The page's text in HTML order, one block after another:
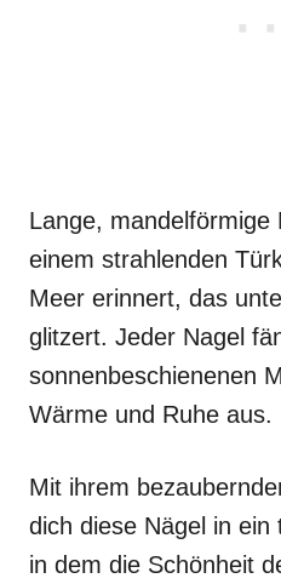
Lange, mandelförmige
einem strahlenden
Meer erinnert, das
glitzert. Jeder Nagel
sonnenbeschienenen
Wärme und Ruhe aus.
Mit ihrem
dich diese Nägel in ein
in dem die Schönheit